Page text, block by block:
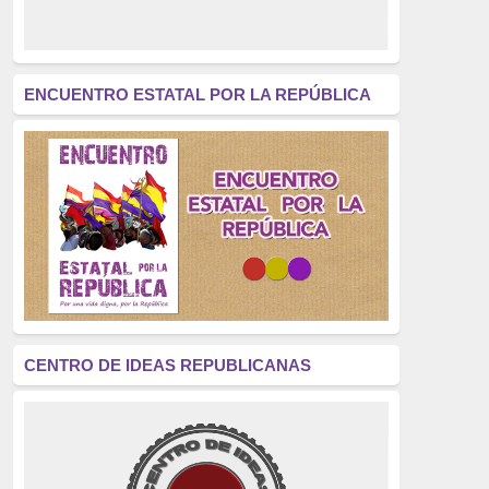
América Latina
(305)
Exhumación
(304)
Golpe de Estado
(304)
Brigadas Internacionales
(303)
pensamiento
(294)
Revisionismo
(289)
La Transición
(275)
educación pública
(270)
ENCUENTRO ESTATAL POR LA REPÚBLICA
CENTRO DE IDEAS REPUBLICANAS